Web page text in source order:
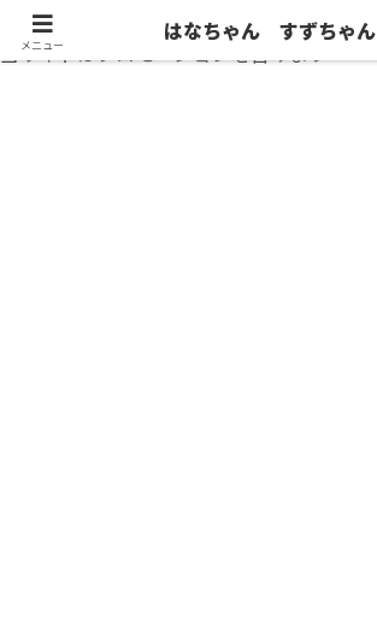
当サイトはプロモーションを含みます
メニュー
はなちゃん すずちゃん